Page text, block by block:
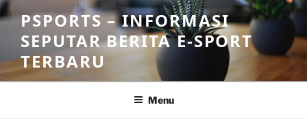
Skip
to
content
PSPORTS – INFORMASI
SEPUTAR BERITA E-SPORT
TERBARU
Menu